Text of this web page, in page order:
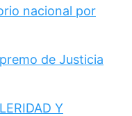
nacional por
de Justicia
Y